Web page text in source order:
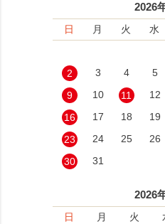
2026
日 月 火 水
2
3 4 5
9
10 11 12
16
17 18 19
23
24 25 26
30
31
2026
日 月 火